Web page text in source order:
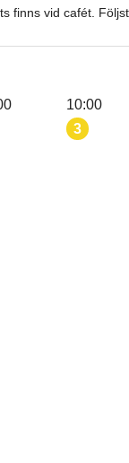
finns vid cafét.
10:00
3